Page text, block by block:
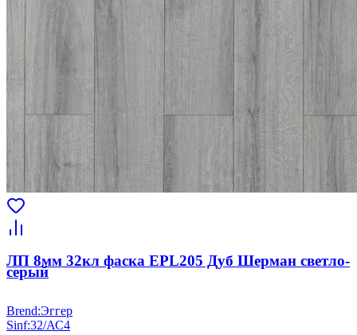
ЛП 8мм 32кл фаска EPL205 Дуб Шерман светло-
серый
Brend:Эггер
Sinf:32/АС4